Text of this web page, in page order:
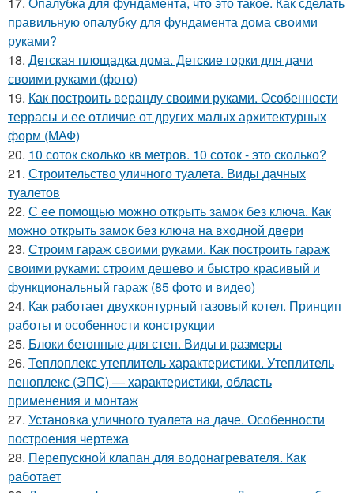
правильную опалубку для фундамента дома своими
руками?
18. Детская площадка дома. Детские горки для дачи
своими руками (фото)
19. Как построить веранду своими руками. Особенности
террасы и ее отличие от других малых архитектурных
форм (МАФ)
20. 10 соток сколько кв метров. 10 соток - это сколько?
21. Строительство уличного туалета. Виды дачных
туалетов
22. С ее помощью можно открыть замок без ключа. Как
можно открыть замок без ключа на входной двери
23. Строим гараж своими руками. Как построить гараж
своими руками: строим дешево и быстро красивый и
функциональный гараж (85 фото и видео)
24. Как работает двухконтурный газовый котел. Принцип
работы и особенности конструкции
25. Блоки бетонные для стен. Виды и размеры
26. Теплоплекс утеплитель характеристики. Утеплитель
пеноплекс (ЭПС) — характеристики, область
применения и монтаж
27. Установка уличного туалета на даче. Особенности
построения чертежа
28. Перепускной клапан для водонагревателя. Как
работает